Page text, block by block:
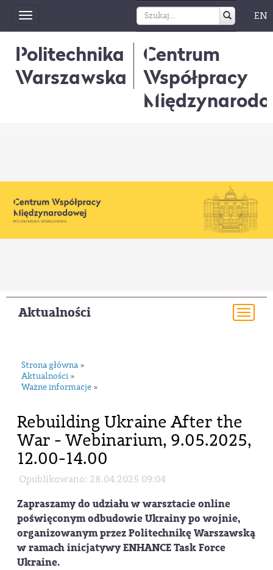
Toggle
navigation
EN
Politechnika
Warszawska
Centrum
Współpracy
Aktualności
Strona główna »
Aktualności »
Ważne informacje »
Rebuilding Ukraine After the
War - Webinarium, 9.05.2025,
12.00-14.00
Opublikowano: 28.04.2025 09:04
Zapraszamy do udziału w warsztacie online
poświęconym odbudowie Ukrainy po wojnie,
organizowanym przez Politechnikę Warszawską
w ramach inicjatywy ENHANCE Task Force
Ukraine.